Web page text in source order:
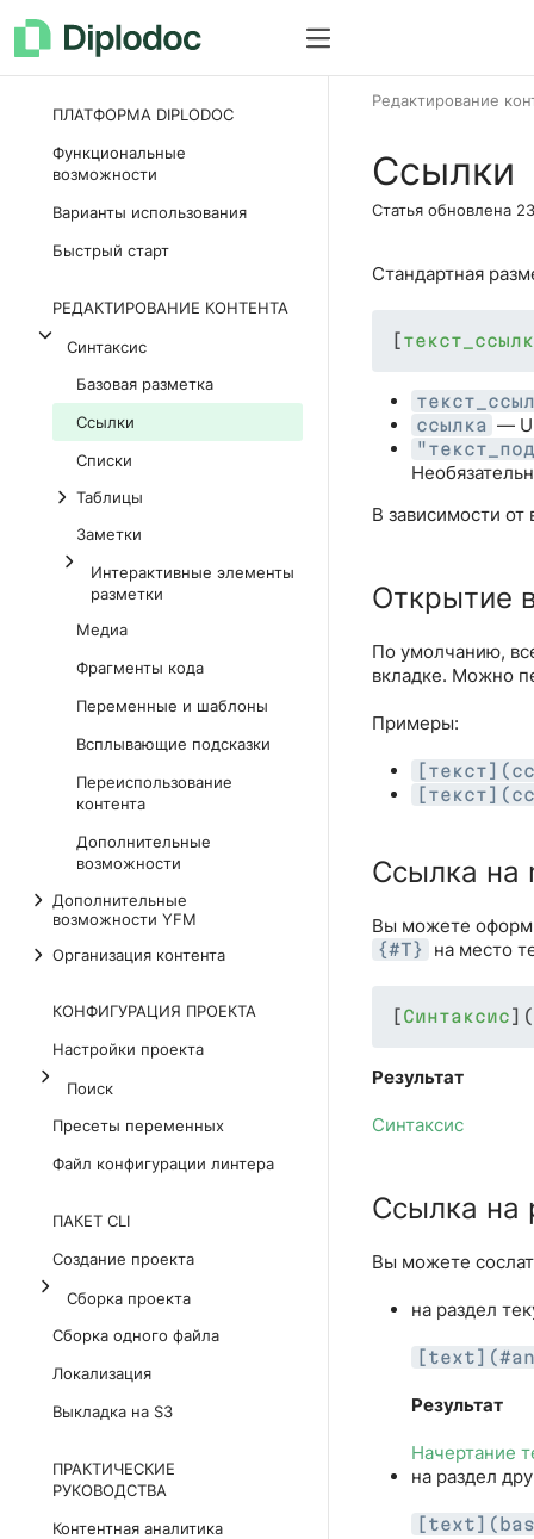
Как все устроено
ПЛАТФОРМА DIPLODOC
Функциональные
возможности
Варианты использования
Быстрый старт
РЕДАКТИРОВАНИЕ КОНТЕНТА
Синтаксис
Базовая разметка
Ссылки
Списки
Таблицы
Заметки
Интерактивные элементы
разметки
Медиа
Фрагменты кода
Переменные и шаблоны
Всплывающие подсказки
Переиспользование
контента
Дополнительные
возможности
Дополнительные
возможности YFM
Организация контента
КОНФИГУРАЦИЯ ПРОЕКТА
Настройки проекта
Поиск
Пресеты переменных
Файл конфигурации линтера
ПАКЕТ CLI
Создание проекта
Сборка проекта
Сборка одного файла
Локализация
Выкладка на S3
ПРАКТИЧЕСКИЕ
РУКОВОДСТВА
Контентная аналитика
Редактирование
Ссылки
Статья обновлена
Стандартная
[
ссылка —
В зависимости
Открытие
По умолчанию,
вкладке. Можно
Примеры:
Ссылка на
Вы можете
{#T} на место
[Синтаксис](
Результат
Синтаксис
Ссылка на
Вы можете
на раздел
Результат
Начертание
на раздел